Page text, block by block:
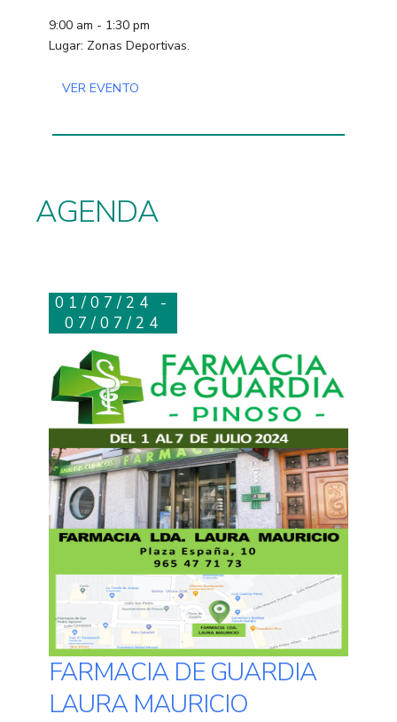
9:00 am - 1:30 pm
Lugar: Zonas Deportivas.
VER EVENTO
AGENDA
01/07/24 -
07/07/24
FARMACIA DE GUARDIA
LAURA MAURICIO